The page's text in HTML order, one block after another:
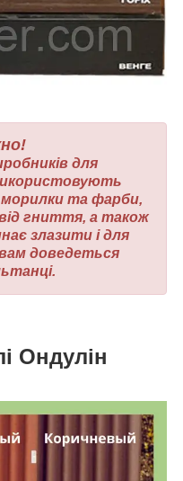
для
морилки та фарби,
гниття, а також
злазити і для
доведеться
Ондулін